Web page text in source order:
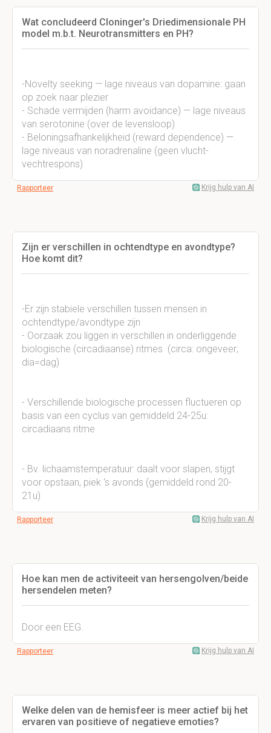
Wat concludeerd Cloninger's Driedimensionale PH
model m.b.t. Neurotransmitters en PH?
-Novelty seeking — lage niveaus van dopamine: gaan
op zoek naar plezier
- Schade vermijden (harm avoidance) — lage niveaus
van serotonine (over de levensloop)
- Beloningsafhankelijkheid (reward dependence) —
lage niveaus van noradrenaline (geen vlucht-
vechtrespons)
Rapporteer Krijg hulp van AI
Zijn er verschillen in ochtendtype en avondtype?
Hoe komt dit?
-Er zijn stabiele verschillen tussen mensen in
ochtendtype/avondtype zijn
- Oorzaak zou liggen in verschillen in onderliggende
biologische (circadiaanse) ritmes (circa: ongeveer;
dia=dag)
- Verschillende biologische processen fluctueren op
basis van een cyclus van gemiddeld 24-25u:
circadiaans ritme
- Bv. lichaamstemperatuur: daalt voor slapen, stijgt
voor opstaan, piek ‘s avonds (gemiddeld rond 20-
21u)
Rapporteer Krijg hulp van AI
Hoe kan men de activiteeit van hersengolven/beide
hersendelen meten?
Door een EEG.
Rapporteer Krijg hulp van AI
Welke delen van de hemisfeer is meer actief bij het
ervaren van positieve of negatieve emoties?